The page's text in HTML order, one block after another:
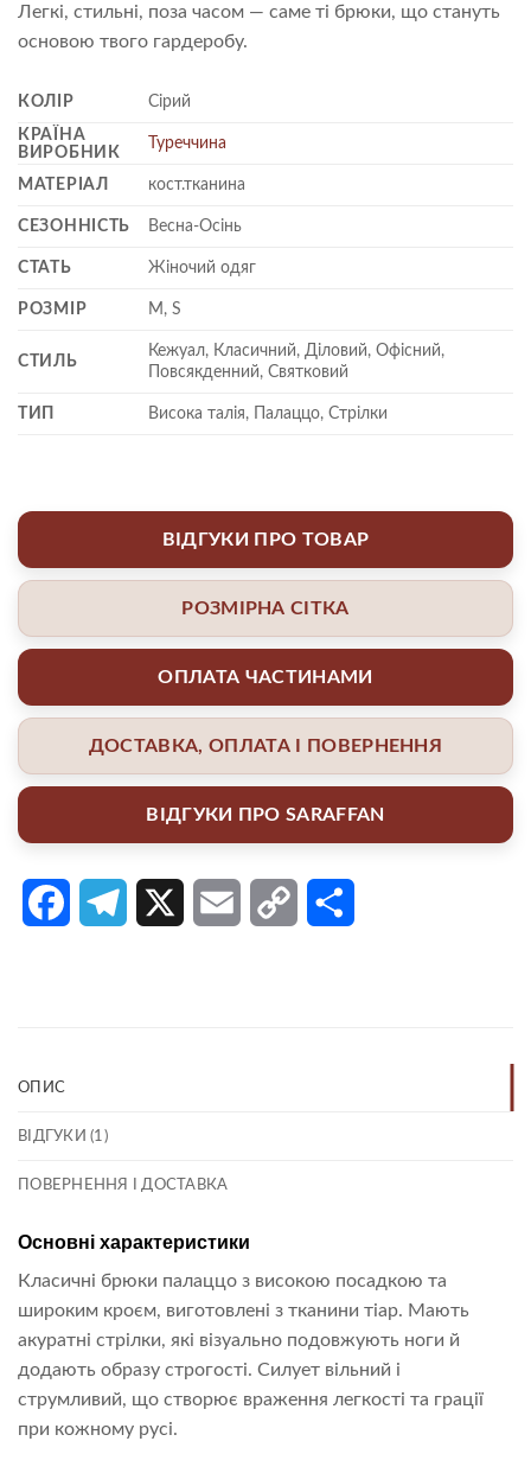
Легкі, стильні, поза часом — саме ті брюки, що стануть
основою твого гардеробу.
КОЛІР
Сірий
КРАЇНА
ВИРОБНИК
Туреччина
МАТЕРІАЛ кост.тканина
СЕЗОННІСТЬ Весна-Осінь
СТАТЬ Жіночий одяг
РОЗМІР M, S
СТИЛЬ
Кежуал, Класичний, Діловий, Офісний,
Повсякденний, Святковий
ТИП Висока талія, Палаццо, Стрілки
ВІДГУКИ ПРО ТОВАР
РОЗМІРНА СІТКА
ОПЛАТА ЧАСТИНАМИ
ДОСТАВКА, ОПЛАТА І ПОВЕРНЕННЯ
ВІДГУКИ ПРО SARAFFAN
FacebookTelegram Email Copy
ОПИС
ВІДГУКИ (1)
ПОВЕРНЕННЯ І ДОСТАВКА
Основні характеристики
Класичні брюки палаццо з високою посадкою та
широким кроєм, виготовлені з тканини тіар. Мають
акуратні стрілки, які візуально подовжують ноги й
додають образу строгості. Силует вільний і
струмливий, що створює враження легкості та грації
при кожному русі.